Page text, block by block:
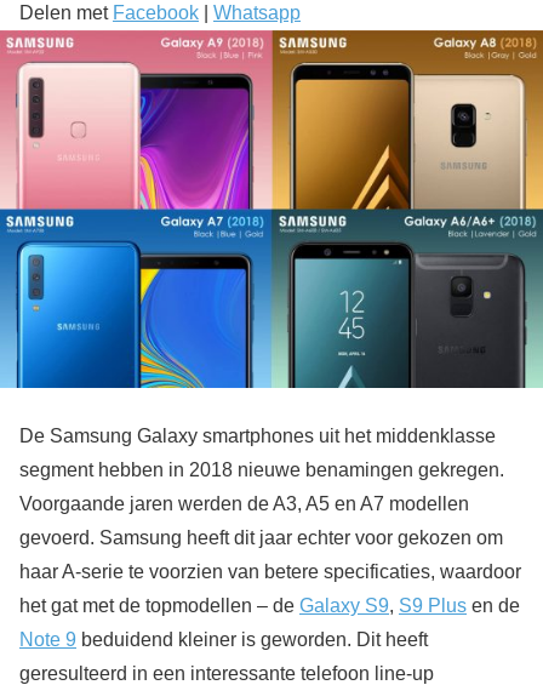
Delen met Facebook Whatsapp
De Samsung Galaxy smartphones uit het middenklasse
segment hebben in 2018 nieuwe benamingen gekregen.
Voorgaande jaren werden de A3, A5 en A7 modellen
gevoerd. Samsung heeft dit jaar echter voor gekozen om
haar A-serie te voorzien van betere specificaties, waardoor
het gat met de topmodellen – de Galaxy S9, S9 Plus en de
Note 9 beduidend kleiner is geworden. Dit heeft
geresulteerd in een interessante telefoon line-up